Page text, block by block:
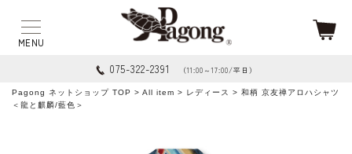
075-322-2391 （11:00～17:00/平日）
Pagong ネットショップ TOP > All item > レディース
> 和柄 京友禅アロハシャツ
＜龍と麒麟/藍色＞